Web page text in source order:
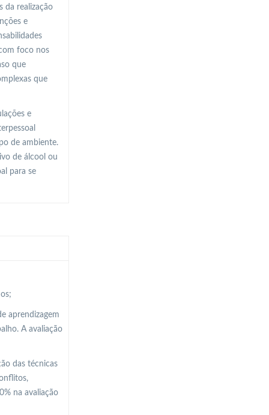
da realização
e
foco nos
que
que
e
de ambiente.
de álcool ou
para se
aprendizagem
A avaliação
das técnicas
na avaliação